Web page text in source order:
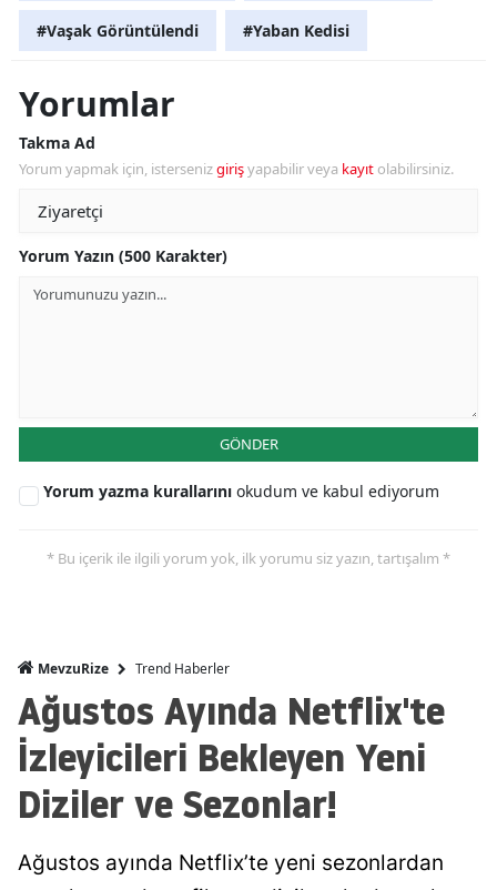
#Vaşak Görüntülendi #Yaban Kedisi
Yorumlar
Takma Ad
Yorum yapmak için, istersenizgirişyapabilir veya kayıt olabilirsiniz.
Yorum Yazın (500 Karakter)
GÖNDER
Yorum yazma kurallarını okudum ve kabul ediyorum
* Bu içerik ile ilgili yorum yok, ilk yorumu siz yazın, tartışalım *
MevzuRize Trend Haberler
Ağustos Ayında Netflix'te
İzleyicileri Bekleyen Yeni
Diziler ve Sezonlar!
Ağustos ayında Netflix’te yeni sezonlardan